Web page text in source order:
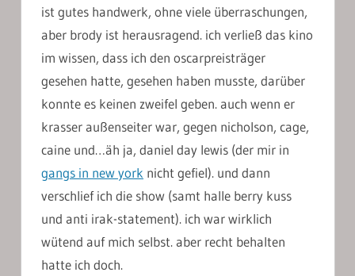
ist gutes handwerk, ohne viele überraschungen,
aber brody ist herausragend. ich verließ das kino
im wissen, dass ich den oscarpreisträger
gesehen hatte, gesehen haben musste, darüber
konnte es keinen zweifel geben. auch wenn er
krasser außenseiter war, gegen nicholson, cage,
caine und…äh ja, daniel day lewis (der mir in
gangs in new york nicht gefiel). und dann
verschlief ich die show (samt halle berry kuss
und anti irak-statement). ich war wirklich
wütend auf mich selbst. aber recht behalten
hatte ich doch.